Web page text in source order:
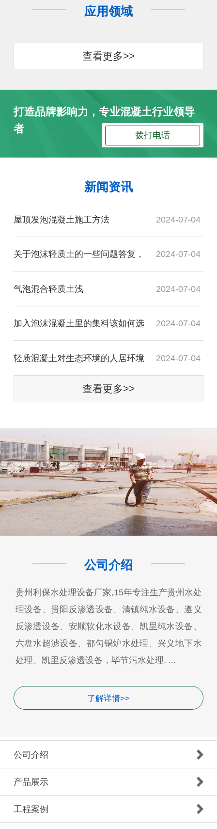
应用领域
查看更多>>
打造品牌影响力，专业混凝土行业领导
者
拨打电话
新闻资讯
屋顶发泡混凝土施工方法 2024-07-04
关于泡沫轻质土的一些问题答复， 2024-07-04
气泡混合轻质土​浅 2024-07-04
加入泡沫混凝土里的集料该如何选 2024-07-04
轻质混凝土对生态环境的人居环境 2024-07-04
查看更多>>
公司介绍
贵州利保水处理设备厂家,15年专注生产贵州水处
理设备、贵阳反渗透设备、清镇纯水设备、遵义
反渗透设备、安顺软化水设备、凯里纯水设备、
六盘水超滤设备、都匀锅炉水处理、兴义地下水
处理、凯里反渗透设备，毕节污水处理. ...
了解详情>>
公司介绍
产品展示
工程案例